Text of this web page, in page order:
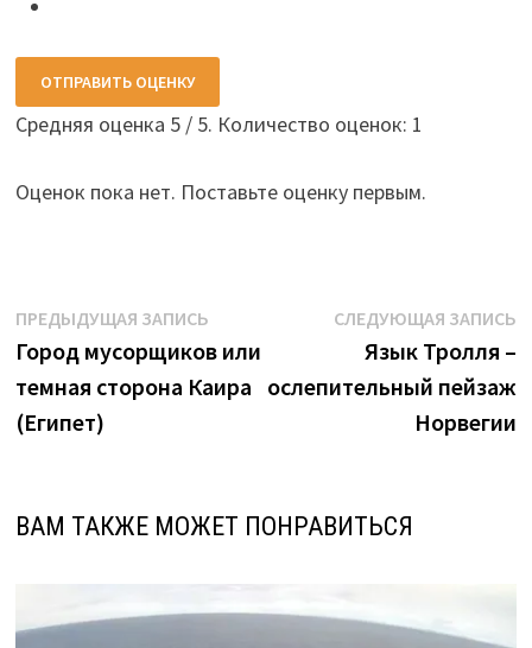
ОТПРАВИТЬ ОЦЕНКУ
Средняя оценка 5/ 5. Количество оценок: 1
Оценок пока нет. Поставьте оценку первым.
Навигация
по
записям
ПРЕДЫДУЩАЯ ЗАПИСЬПредыдущая
запись:
Город мусорщиков или
темная сторона Каира
(Египет)
СЛЕДУЮЩАЯ ЗАПИСЬ
Язык Тролля –
ослепительный пейзаж
Норвегии
ВАМ ТАКЖЕ МОЖЕТ ПОНРАВИТЬСЯ